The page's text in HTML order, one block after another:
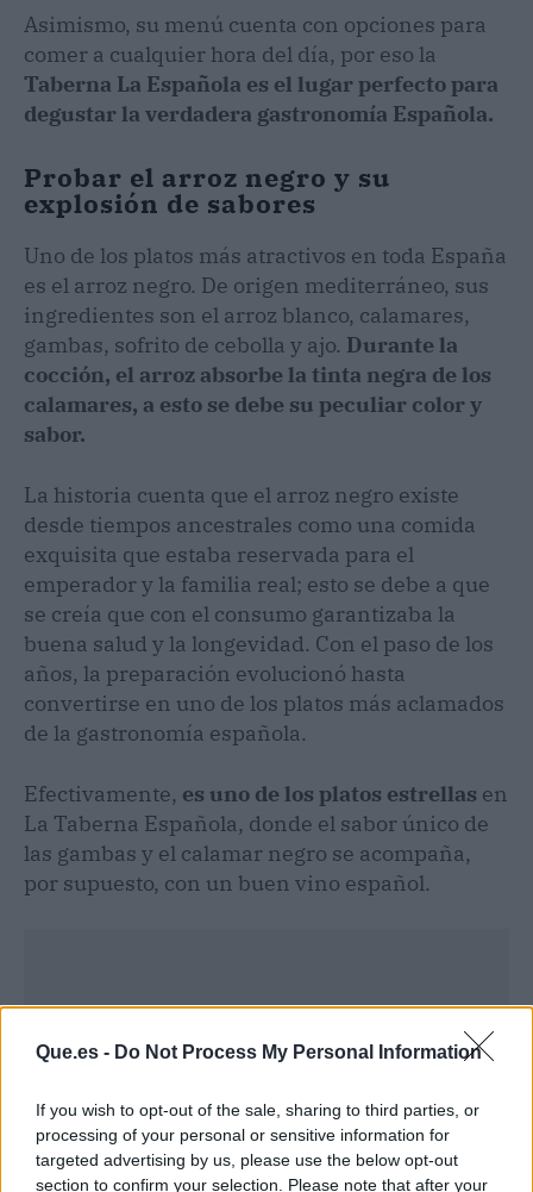
Que.es - Do Not Process My Personal Information
If you wish to opt-out of the sale, sharing to third parties, or
processing of your personal or sensitive information for
targeted advertising by us, please use the below opt-out
section to confirm your selection. Please note that after your
Asimismo, su menú cuenta con opciones para
comer a cualquier hora del día, por eso la
Taberna La Española es el lugar perfecto para
degustar la verdadera gastronomía Española.
Probar el arroz negro y su
explosión de sabores
Uno de los platos más atractivos en toda España
es el arroz negro. De origen mediterráneo, sus
ingredientes son el arroz blanco, calamares,
gambas, sofrito de cebolla y ajo. Durante la
cocción, el arroz absorbe la tinta negra de los
calamares, a esto se debe su peculiar color y
sabor.
La historia cuenta que el arroz negro existe
desde tiempos ancestrales como una comida
exquisita que estaba reservada para el
emperador y la familia real; esto se debe a que
se creía que con el consumo garantizaba la
buena salud y la longevidad. Con el paso de los
años, la preparación evolucionó hasta
convertirse en uno de los platos más aclamados
de la gastronomía española.
Efectivamente, es uno de los platos estrellas en
La Taberna Española, donde el sabor único de
las gambas y el calamar negro se acompaña,
por supuesto, con un buen vino español.